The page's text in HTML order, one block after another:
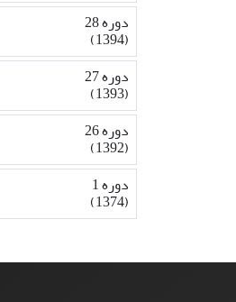
دوره 28
(1394)
دوره 27
(1393)
دوره 26
(1392)
دوره 1
(1374)